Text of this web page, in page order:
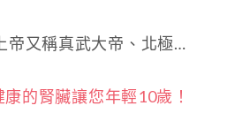
帝又稱真武大帝、北極…
的腎臟讓您年輕10歲！